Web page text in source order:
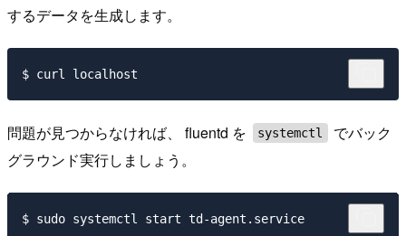
するデータを生成します。
問題が見つからなければ、 fluentd を systemctl
でバック
グラウンド実行しましょう。
$ sudo systemctl start td-agent.service